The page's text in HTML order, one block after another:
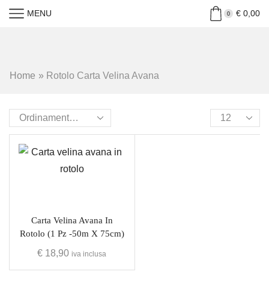
MENU 0 €0,00
Home » Rotolo Carta Velina Avana
Carta Velina Avana In
Rotolo (1 Pz -50m X 75cm)
€ 18,90 iva inclusa